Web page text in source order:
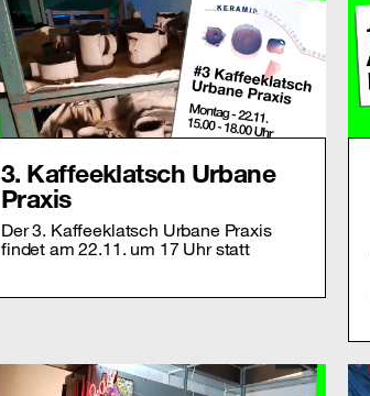
3. Kaffeeklatsch Urbane
Praxis
Der 3. Kaffeeklatsch Urbane Praxis
findet am 22.11. um 17 Uhr statt